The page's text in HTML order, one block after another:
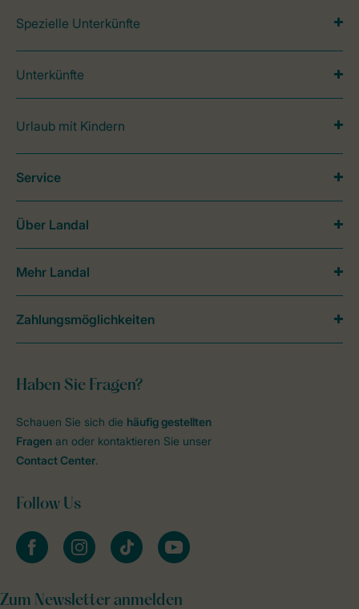
Spezielle Unterkünfte
Unterkünfte
Urlaub mit Kindern
Haben Sie Fragen?
Schauen Sie sich die häufig gestellten
Fragen an oder kontaktieren Sie unser
Contact Center.
Follow Us
facebookinstagramtiktok youtube
Zum Newsletter anmelden
Service
Über Landal
Mehr Landal
Zahlungsmöglichkeiten